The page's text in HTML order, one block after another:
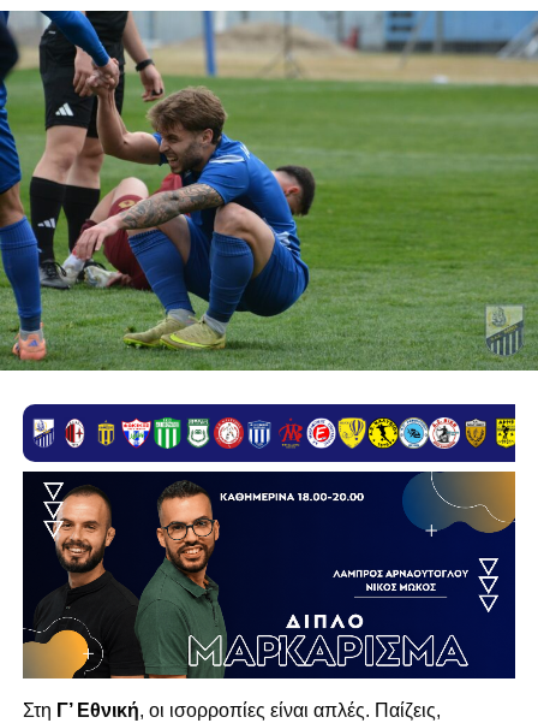
Στη Γ’ Εθνική, οι ισορροπίες είναι απλές. Παίζεις,